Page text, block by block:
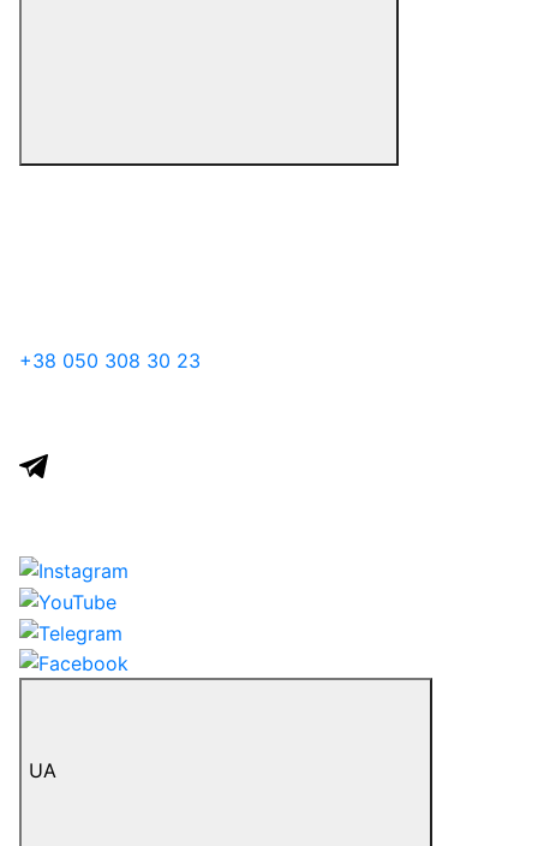
+38 050 308 30 23
UA